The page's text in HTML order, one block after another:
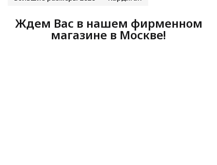
Ждем Вас в нашем фирменном
магазине в Москве!